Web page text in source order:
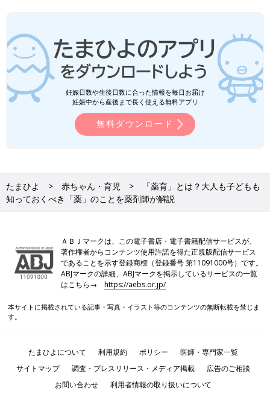
妊娠日数や生後日数に合った情報を毎日お届け
妊娠中から産後まで長く使える無料アプリ
無料ダウンロード
たまひよ 赤ちゃん・育児
「薬育」とは？大人も子どもも
知っておくべき「薬」のことを薬剤師が解説
ＡＢＪマークは、この電子書店・電子書籍配信サービスが、
著作権者からコンテンツ使用許諾を得た正規版配信サービス
であることを示す登録商標（登録番号 第11091000号）です。
ABJマークの詳細、ABJマークを掲示しているサービスの一覧
はこちら→https://aebs.or.jp/
本サイトに掲載されている記事・写真・イラスト等のコンテンツの無断転載を禁じま
す。
たまひよについて 利用規約 ポリシー
医師・専門家一覧
サイトマップ
調査・プレスリリース・メディア掲載
広告のご相談
お問い合わせ
利用者情報の取り扱いについて